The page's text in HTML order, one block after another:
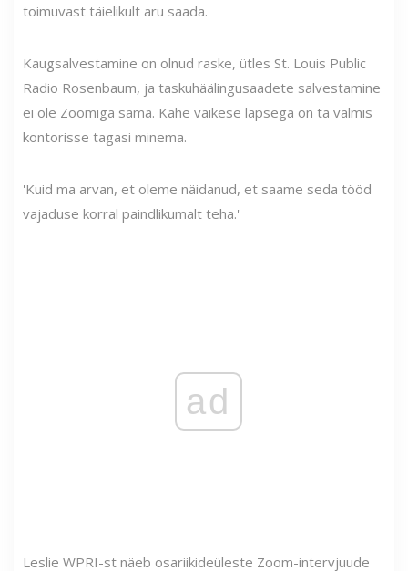
toimuvast täielikult aru saada.
Kaugsalvestamine on olnud raske, ütles St. Louis Public
Radio Rosenbaum, ja taskuhäälingusaadete salvestamine
ei ole Zoomiga sama. Kahe väikese lapsega on ta valmis
kontorisse tagasi minema.
'Kuid ma arvan, et oleme näidanud, et saame seda tööd
vajaduse korral paindlikumalt teha.'
ad
Leslie WPRI-st näeb osariikideüleste Zoom-intervjuude